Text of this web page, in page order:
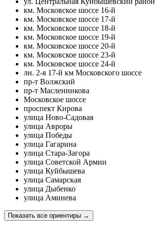
км. Московское шоссе 16-й
км. Московское шоссе 17-й
км. Московское шоссе 18-й
км. Московское шоссе 19-й
км. Московское шоссе 20-й
км. Московское шоссе 23-й
км. Московское шоссе 24-й
лн. 2-я 17-й км Московского шоссе
пр-т Волжский
пр-т Масленникова
Московское шоссе
проспект Кирова
улица Ново-Садовая
улица Авроры
улица Победы
улица Гагарина
улица Стара-Загора
улица Советской Армии
улица Куйбышева
улица Самарская
улица Дыбенко
улица Аминева
Показать все ориентиры →